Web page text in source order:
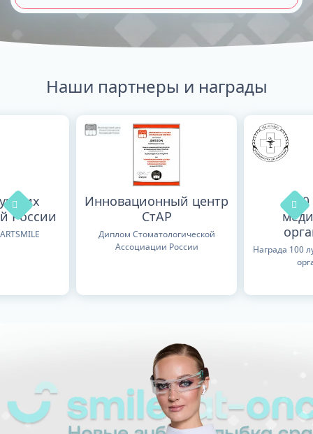
Наши партнеры и награды
России
Инновационный центр
СтАР
Диплом Стоматологической
Ассоциации России
Награда 100